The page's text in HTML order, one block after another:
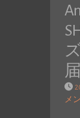
メ